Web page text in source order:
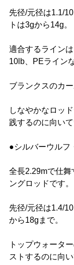
先径/元径は1.1/
トは3gから14g。
適合するライン
10lb、PEライン
ブランクスのカ
しなやかなロッ
践するのに向い
●シルバーウルフ
全長2.29mで仕
ングロッドです。
先径/元径は1.4/
から18gまで。
トップウォータ
ストするのに向